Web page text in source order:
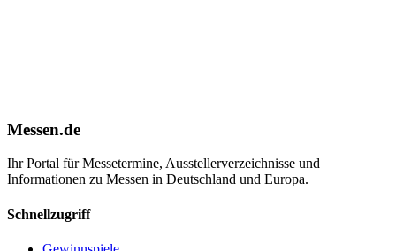
Messen.de
Ihr Portal für Messetermine, Ausstellerverzeichnisse und
Informationen zu Messen in Deutschland und Europa.
Schnellzugriff